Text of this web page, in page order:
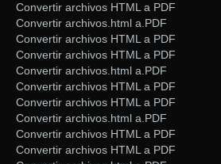
Convertir archivos HTML a PDF
Convertir archivos.html a.PDF
Convertir archivos HTML a PDF
Convertir archivos HTML a PDF
Convertir archivos.html a.PDF
Convertir archivos HTML a PDF
Convertir archivos HTML a PDF
Convertir archivos.html a.PDF
Convertir archivos HTML a PDF
Convertir archivos HTML a PDF